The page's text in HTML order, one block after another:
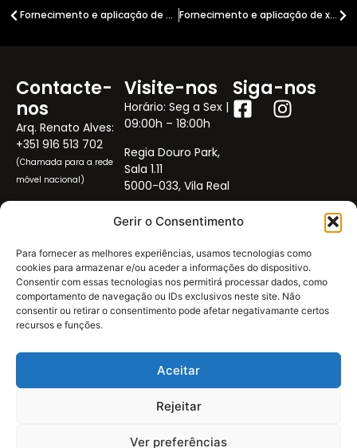
Gerir o Consentimento
Para fornecer as melhores experiências, usamos tecnologias como
cookies para armazenar e/ou aceder a informações do dispositivo.
Consentir com essas tecnologias nos permitirá processar dados, como
comportamento de navegação ou IDs exclusivos neste site. Não
consentir ou retirar o consentimento pode afetar negativamante certos
recursos e funções.
Aceitar
Rejeitar
Ver preferências
Fornecimento e aplicação de ardósia | Guimarães Fornecimento e aplicação de xisto | Folhadela
Contacte-
nos
Arq. Renato Alves:
+351 916 513 702
(Chamada para a rede
móvel nacional)
móvel nacional)
geral@ardosia-
real.com
arquitetura@ardosia-
Visite-nos
Horário: Seg a Sex |
09:00h – 18:00h
Regia Douro Park,
Sala 1.11
5000-033, Vila Real
Siga-nos
Política de Privacidade